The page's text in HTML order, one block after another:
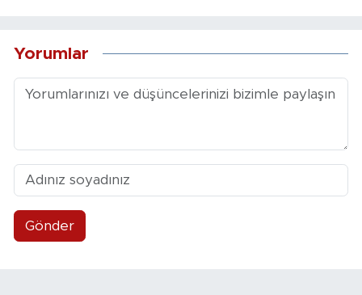
Yorumlar
Gönder